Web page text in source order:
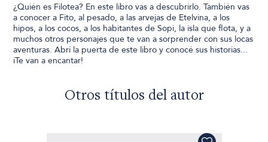
¿Quién es Filotea? En este libro vas a descubrirlo. También vas
a conocer a Fito, al pesado, a las arvejas de Etelvina, a los
hipos, a los cocos, a los habitantes de Sopi, la isla que flota, y a
muchos otros personajes que te van a sorprender con sus locas
aventuras. Abrí la puerta de este libro y conocé sus historias...
íTe van a encantar!
Otros títulos del autor